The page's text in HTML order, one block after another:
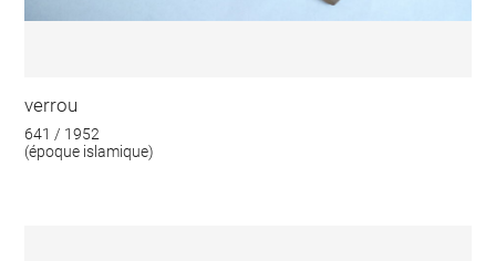
verrou
641 / 1952
(époque islamique)